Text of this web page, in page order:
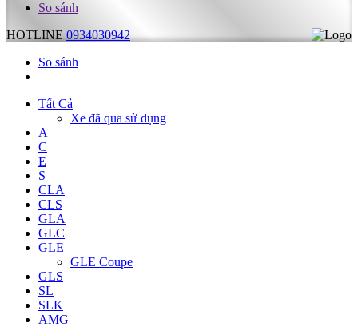
So sánh
HOTLINE 0934030942
So sánh
Tất Cả
Xe đã qua sử dụng
A
C
E
S
CLA
CLS
GLA
GLC
GLE
GLE Coupe
GLS
SL
SLK
AMG